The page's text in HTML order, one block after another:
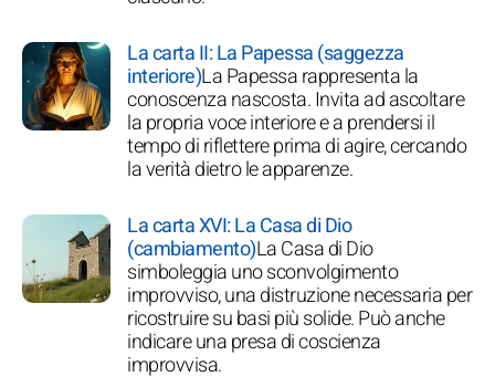
La carta II: La Papessa (saggezza
interiore)La Papessa rappresenta la
conoscenza nascosta. Invita ad ascoltare
la propria voce interiore e a prendersi il
tempo di riflettere prima di agire, cercando
la verità dietro le apparenze.
La carta XVI: La Casa di Dio
(cambiamento)La Casa di Dio
simboleggia uno sconvolgimento
improvviso, una distruzione necessaria per
ricostruire su basi più solide. Può anche
indicare una presa di coscienza
improvvisa.